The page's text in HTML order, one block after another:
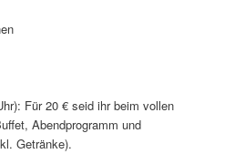
Für 20 € seid ihr beim vollen
Abendprogramm und
Getränke).